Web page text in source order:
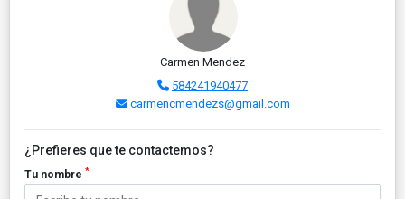
Carmen Mendez
584241940477
carmencmendezs@gmail.com
¿Prefieres que te contactemos?
Tu nombre *